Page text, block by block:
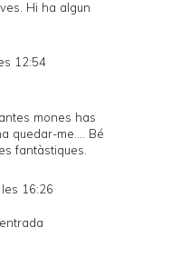
Hi ha algun
12:54
mones has
quedar-me.... Bé
fantàstiques.
16:26